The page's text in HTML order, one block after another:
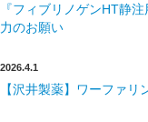
認定医制度
認定技師制度
会員専用
『フィブリノゲンHT静
力のお願い
2026.4.1
【沢井製薬】ワーファ